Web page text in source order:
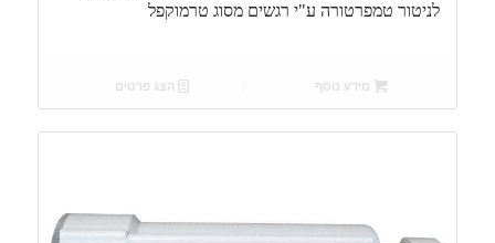
לניטור טמפרטורה ע"י רגשים מסוג טרמוקפל
מידע נוסף הצג פרטים